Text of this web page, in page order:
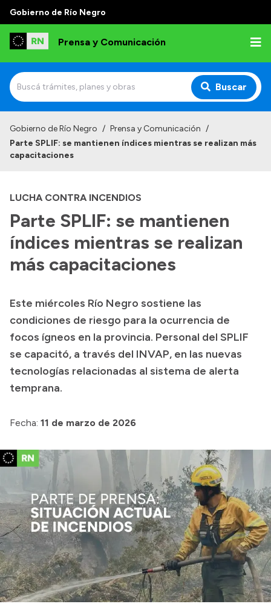
Gobierno de Río Negro
Prensa y Comunicación
Buscar
Institucional
Referentes de prensa
Archivo de noticias
Transparencia
Boletín Oficial
Compras y licitaciones
Consulta de expedientes
Consulta de pago a proveedores
Convocatorias
Gobierno de Río Negro / Prensa y Comunicación /
Parte SPLIF: se mantienen índices mientras se realizan más
capacitaciones
LUCHA CONTRA INCENDIOS
Parte SPLIF: se mantienen
índices mientras se realizan
más capacitaciones
Este miércoles Río Negro sostiene las
condiciones de riesgo para la ocurrencia de
focos ígneos en la provincia. Personal del SPLIF
se capacitó, a través del INVAP, en las nuevas
tecnologías relacionadas al sistema de alerta
temprana.
Fecha: 11 de marzo de 2026